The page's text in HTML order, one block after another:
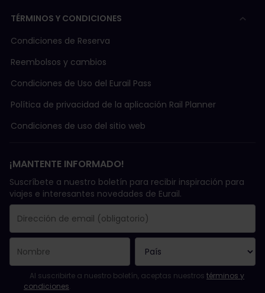
TÉRMINOS Y CONDICIONES
Condiciones de Reserva
Reembolsos y cambios
Condiciones de Uso del Eurail Pass
Política de privacidad de la aplicación Rail Planner
Condiciones de uso del sitio web
¡MANTENTE INFORMADO!
Suscríbete a nuestro boletín para recibir inspiración para
viajes e interesantes novedades de Eurail.
Se suscribió con éxito.
El campo de dirección de email es obligatorio.
La dirección de email no es válida.
Ha habido un fallo al suscribirte al boletín. Vuelve a intentarlo
¡Ya te has suscrito a este boletín!
Acepta los términos y condiciones para suscribirte al boletín
Al suscribirte a nuestro boletín, aceptas nuestros términos y
condiciones.